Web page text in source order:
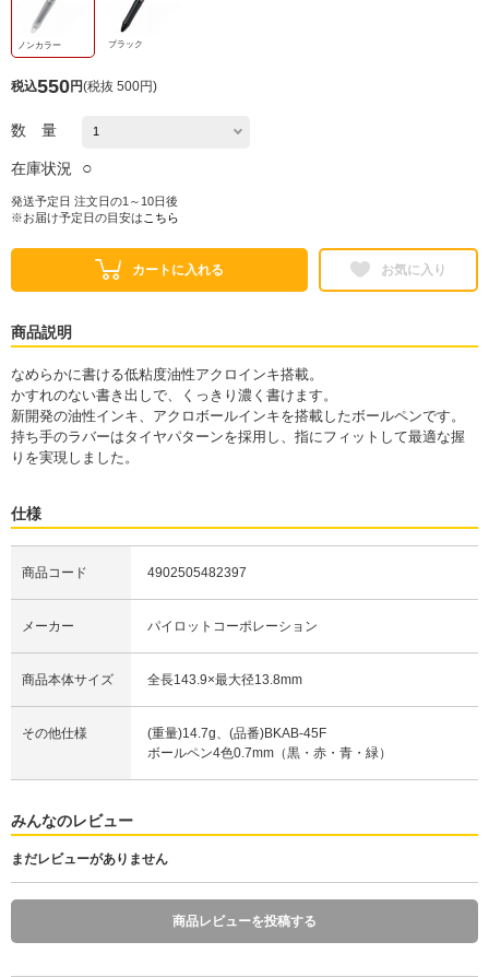
ノンカラー ブラック
税込550円(税抜 500円)
数 量
在庫状況 ○
発送予定日 注文日の1～10日後
※お届け予定日の目安は こちら
カートに入れる お気に入り
商品説明
なめらかに書ける低粘度油性アクロインキ搭載。
かすれのない書き出しで、くっきり濃く書けます。
新開発の油性インキ、アクロボールインキを搭載したボールペンです。
持ち手のラバーはタイヤパターンを採用し、指にフィットして最適な握
りを実現しました。
仕様
商品コード 4902505482397
メーカー パイロットコーポレーション
商品本体サイズ 全長143.9×最大径13.8mm
その他仕様
(重量)14.7g、(品番)BKAB-45F
ボールペン4色0.7mm（黒・赤・青・緑）
みんなのレビュー
まだレビューがありません
商品レビューを投稿する